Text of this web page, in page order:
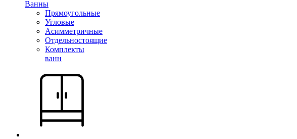
Ванны
Прямоугольные
Угловые
Асимметричные
Отдельностоящие
Комплекты
ванн